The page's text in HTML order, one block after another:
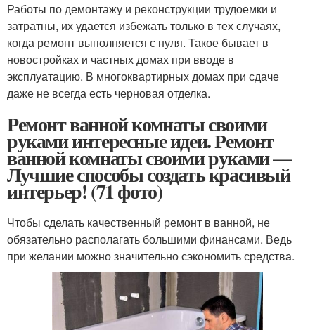
Работы по демонтажу и реконструкции трудоемки и
затратны, их удается избежать только в тех случаях,
когда ремонт выполняется с нуля. Такое бывает в
новостройках и частных домах при вводе в
эксплуатацию. В многоквартирных домах при сдаче
даже не всегда есть черновая отделка.
Ремонт ванной комнаты своими
руками интересные идеи. Ремонт
ванной комнаты своими руками —
Лучшие способы создать красивый
интерьер! (71 фото)
Чтобы сделать качественный ремонт в ванной, не
обязательно располагать большими финансами. Ведь
при желании можно значительно сэкономить средства.